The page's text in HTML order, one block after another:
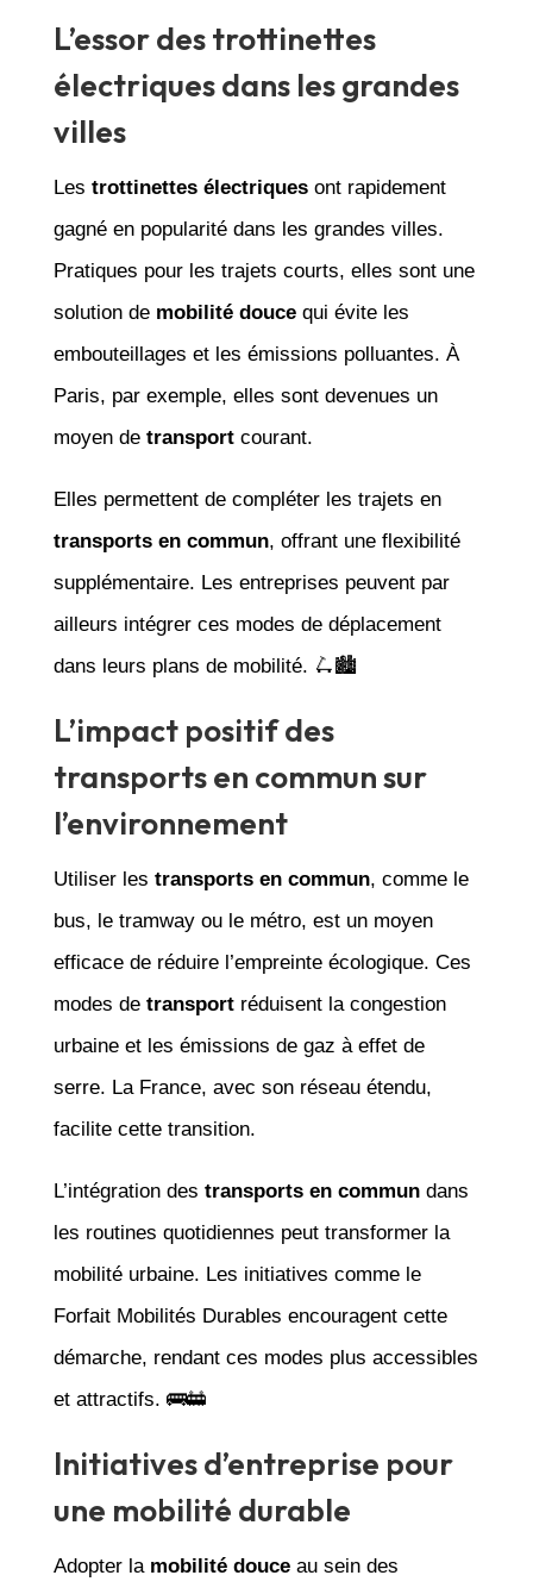
L’essor des trottinettes
électriques dans les grandes
villes
Les trottinettes électriquesont rapidement
gagné en popularité dans les grandes villes.
Pratiques pour les trajets courts, elles sont une
solution de mobilité doucequi évite les
embouteillages et les émissions polluantes. À
Paris, par exemple, elles sont devenues un
moyen de transportcourant.
Elles permettent de compléter les trajets en
transports en commun, offrant une flexibilité
supplémentaire. Les entreprises peuvent par
ailleurs intégrer ces modes de déplacement
dans leurs plans de mobilité. 🛴🏙️
L’impact positif des
transports en commun sur
l’environnement
Utiliser les transports en commun, comme le
bus, le tramway ou le métro, est un moyen
efficace de réduire l’empreinte écologique. Ces
modes de transportréduisent la congestion
urbaine et les émissions de gaz à effet de
serre. La France, avec son réseau étendu,
facilite cette transition.
L’intégration des transports en commundans
les routines quotidiennes peut transformer la
mobilité urbaine. Les initiatives comme le
Forfait Mobilités Durables encouragent cette
démarche, rendant ces modes plus accessibles
et attractifs. 🚌🚋
Initiatives d’entreprise pour
une mobilité durable
Adopter la mobilité douceau sein des